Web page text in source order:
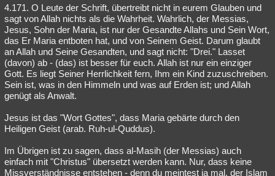
4.171. O Leute der Schrift, übertreibt nicht in eurem Glauben und
sagt von Allah nichts als die Wahrheit. Wahrlich, der Messias,
Jesus, Sohn der Maria, ist nur der Gesandte Allahs und Sein Wort,
das Er Maria entboten hat, und von Seinem Geist. Darum glaubt
an Allah und Seine Gesandten, und sagt nicht: "Drei." Lasset
(davon) ab - (das) ist besser für euch. Allah ist nur ein einziger
Gott. Es liegt Seiner Herrlichkeit fern, Ihm ein Kind zuzuschreiben.
Sein ist, was in den Himmeln und was auf Erden ist; und Allah
genügt als Anwalt.
Jesus ist das "Wort Gottes", dass Maria gebärte durch den
Heiligen Geist (arab. Ruh-ul-Quddus).
Im Übrigen ist zu sagen, dass al-Masih (der Messias) auch
einfach mit "Christus" übersetzt werden kann. Nur, dass keine
Missverständnisse entstehen - denn du meintest ja mal, der Islam